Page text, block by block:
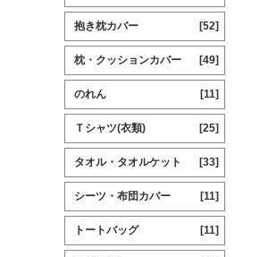
抱き枕カバー [52]
枕・クッションカバー [49]
のれん [11]
Ｔシャツ(衣類) [25]
タオル・タオルケット [33]
シーツ・布団カバー [11]
トートバッグ [11]